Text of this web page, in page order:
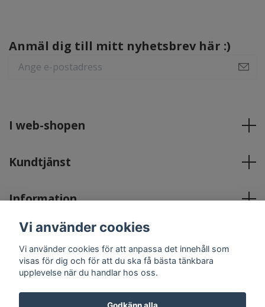
Anmäl dig till mitt nyhetsbrev här :)
I web-shopen
Kundtjänst
Information
Sociala medier
Vi använder cookies
Vi använder cookies för att anpassa det innehåll som
visas för dig och för att du ska få bästa tänkbara
upplevelse när du handlar hos oss.
Godkänn alla